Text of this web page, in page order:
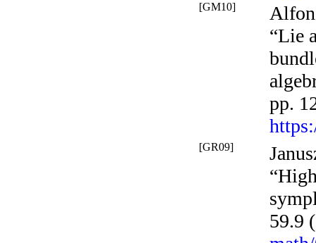
[GM10]
“Lie
pp.
[GR09]
59.9